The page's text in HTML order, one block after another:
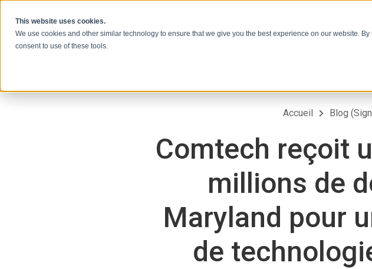
This website uses cookies.
We use cookies and other similar technology to ensure that we give you the best experience on our website.
consent to use of these tools.
Accueil Blog
Comtech reçoit
millions de
Maryland pour
de